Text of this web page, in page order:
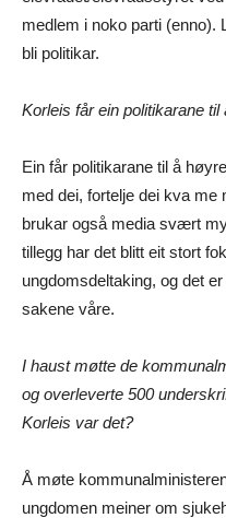
medlem i noko parti (enno).
bli politikar.
Korleis får ein politikarane
Ein får politikarane til å
med dei, fortelje dei kva me
brukar også media svært
tillegg har det blitt eit stort
ungdomsdeltaking, og det
sakene våre.
I haust møtte de
og overleverte 500
Korleis var det?
Å møte
ungdomen meiner om